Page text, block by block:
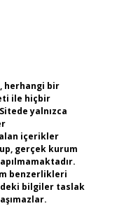
herhangi bir
ile hiçbir
yalnızca
içerikler
gerçek kurum
benzerlikleri
bilgiler taslak